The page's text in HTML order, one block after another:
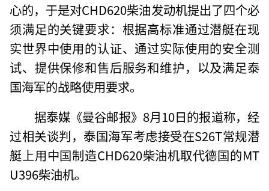
心的，于是对CHD620柴油发动机提出了四个必
须满足的关键要求：根据高标准通过潜艇在现
实世界中使用的认证、通过实际使用的安全测
试、提供保修和售后服务和维护，以及满足泰
国海军的战略使用要求。
据泰媒《曼谷邮报》8月10日的报道称，经
过相关谈判，泰国海军考虑接受在S26T常规潜
艇上用中国制造CHD620柴油机取代德国的MT
U396柴油机。